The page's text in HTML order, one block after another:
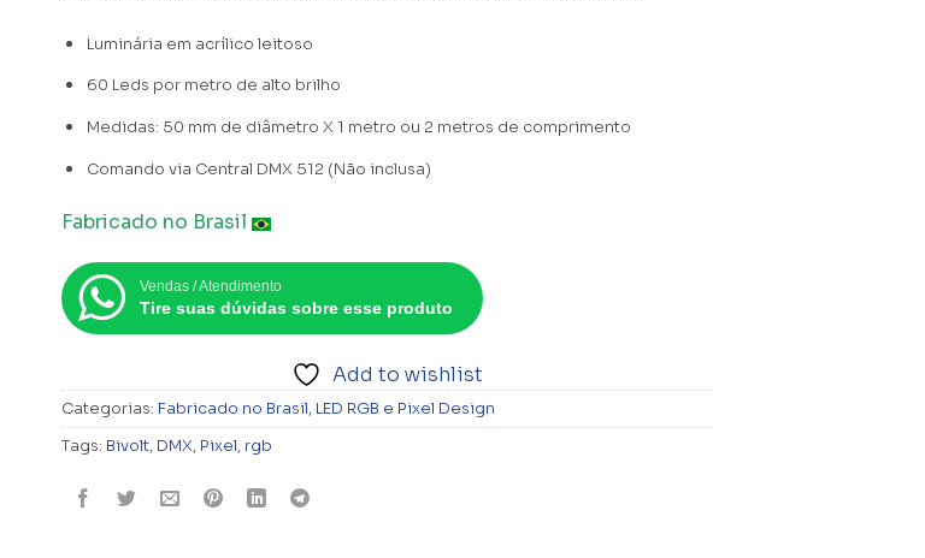
Luminária em acrílico leitoso
60 Leds por metro de alto brilho
Medidas: 50 mm de diâmetro X 1 metro ou 2 metros de comprimento
Comando via Central DMX 512 (Não inclusa)
Fabricado no Brasil
Vendas / Atendimento
Tire suas dúvidas sobre esse produto
Add to wishlist
Categorias: Fabricado no Brasil, LED RGB e Pixel Design
Tags: Bivolt, DMX, Pixel, rgb